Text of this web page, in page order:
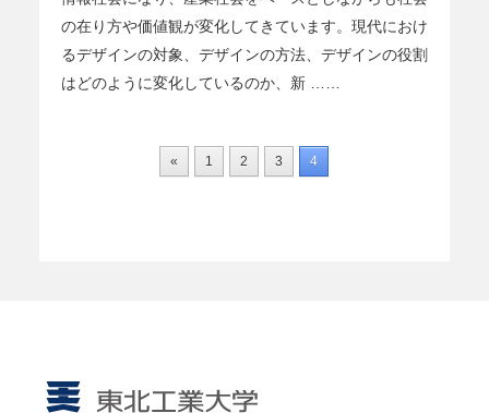
の在り方や価値観が変化してきています。現代におけ
るデザインの対象、デザインの方法、デザインの役割
はどのように変化しているのか、新 ……
« 1 2 3 4